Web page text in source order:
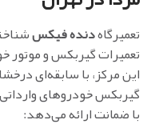
تعمیرگاهدنده فیکس
تعمیرات گیربکس و
این مرکز، با سابقه‌ای
گیربکس خودروهای
با ضمانت ارائه می‌دهد: